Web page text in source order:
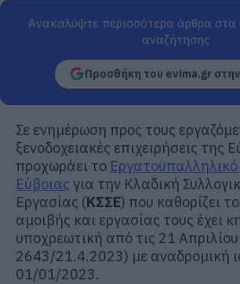
Ανακαλύψτε περισσότερα άρθρα
αναζήτησης
Προσθήκη του evima.gr
Σε ενημέρωση προς τους
ξενοδοχειακές επιχειρήσεις της
προχωράει το
Εύβοιας για την Κλαδική
Εργασίας (ΚΣΣΕ) που καθορίζει
αμοιβής και εργασίας τους έχει
υποχρεωτική από τις 21
2643/21.4.2023) με αναδρομική
01/01/2023.